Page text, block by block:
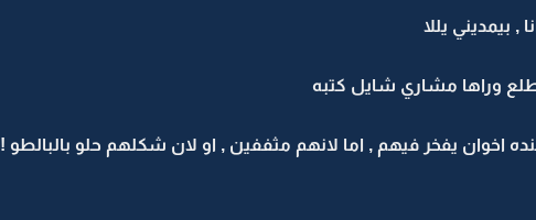
بيمديني يللا
وراها مشاري شايل كتبه
اخوان يفخر فيهم , اما لانهم مثففين , او لان شكلهم حلو بالبالطو